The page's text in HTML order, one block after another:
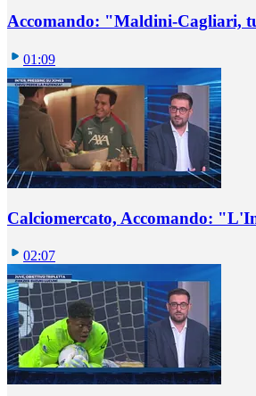
Accomando: "Maldini-Cagliari,
01:09
Calciomercato, Accomando:
02:07